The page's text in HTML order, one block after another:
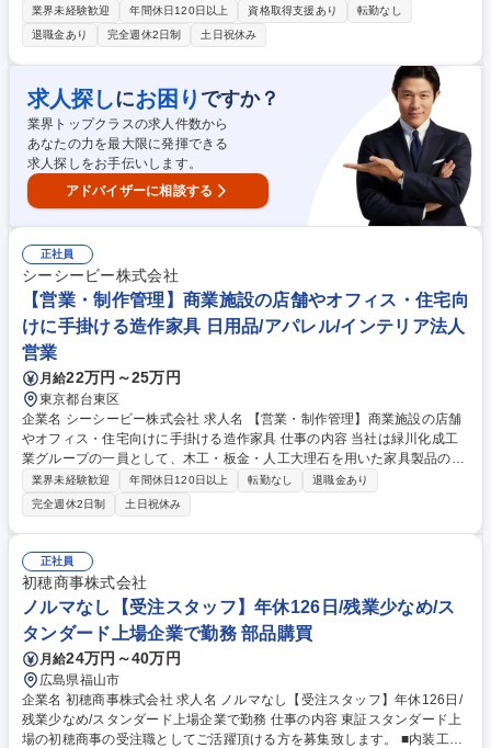
営業をご担当いただきます。製品の設計・開発～製造、保守まで一気通貫
して携わることのできるやりがいの大きな仕事です。 【詳細】テレアポや
飛び込みはございません。既存顧客10～15社程度をご担当いただきま
す。週3回程度、1日1～3社訪問いただき、ヒアリング、技術部門との打
ち合わせ、見積り・資料作成、提案・受注、納品・フォローまでを担当い
ただきます。 【入社後】入社後は社内の設計や技術部門など各部門をまわ
りながら、会社全体を見学いただきます。その後、OJTにて業務習得いた
だきます。 募集職種 法人営業経験者歓迎！【ルート営業】直行直帰、リ
モート可能です！/年休128日
業界未経験歓迎 年間休日120日以上 資格取得支援あり
転勤なし
退職金あり
完全週休2日制 土日祝休み
求人探しにお困り ですか？
業界トップクラスの求人件数から
あなたの力を最大限に発揮できる
求人探しをお手伝いします。
アドバイザーに相談する
正社員
シーシービー株式会社
【営業・制作管理】商業施設の店舗やオフィス・住宅向
けに手掛ける造作家具 日用品/アパレル/インテリア法人
営業
月給22万円～25万円
東京都台東区
企業名 シーシービー株式会社 求人名 【営業・制作管理】商業施設の店舗
やオフィス・住宅向けに手掛ける造作家具 仕事の内容 当社は緑川化成工
業グループの一員として、木工・板金・人工大理石を用いた家具製品の受
注を担っています。現場施工や納品管理まで一気通貫で対応する体制を整
え、素材の特性を活かした確かな製品供給を行います。 【業務詳細】得意
先（内装施工管理会社）の図面をもとに、コストダウンや品質向上に向け
た最適な素材・工法の提案と積算を行います。 ■製作準備：意匠図を部品
図へ展開し、社内拠点へ製作・加工の指示出し ■生産管理：製造工程の進
捗確認とクオリティの管理 ■納品・施工：工期に合わせた納期調整や、現
場での施工管理 設計意図を形にするため、上流から現場まで幅広く携わり
ます。 募集職種 【営業・制作管理】商業施設の店舗やオフィス・住宅向
けに手掛ける造作家具
業界未経験歓迎 年間休日120日以上 転勤なし
退職金あり
完全週休2日制
土日祝休み
正社員
初穂商事株式会社
ノルマなし【受注スタッフ】年休126日/残業少なめ/ス
タンダード上場企業で勤務 部品購買
月給24万円～40万円
広島県福山市
企業名 初穂商事株式会社 求人名 ノルマなし【受注スタッフ】年休126日/
残業少なめ/スタンダード上場企業で勤務 仕事の内容 東証スタンダード上
場の初穂商事の受注職としてご活躍頂ける方を募集致します。 ■内装工事